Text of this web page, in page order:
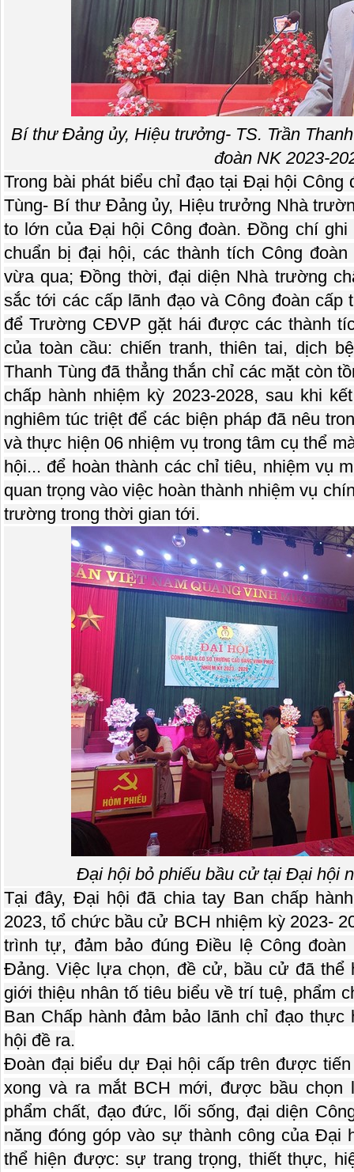
Bí thư Đảng ủy, Hiệu trưởng- TS. Trần
đoàn NK 2023-
Trong bài phát biểu chỉ đạo tại Đại hội Công
Tùng- Bí thư Đảng ủy, Hiệu trưởng Nhà
to lớn của Đại hội Công đoàn. Đồng chí ghi
chuẩn bị đại hội, các thành tích Công
vừa qua; Đồng thời, đại diện Nhà trường
sắc tới các cấp lãnh đạo và Công đoàn cấp
để Trường CĐVP gặt hái được các thành
của toàn cầu: chiến tranh, thiên tai, dịch
Thanh Tùng đã thẳng thắn chỉ các mặt còn
chấp hành nhiệm kỳ 2023-2028, sau khi
nghiêm túc triệt để các biện pháp đã nêu
và thực hiện 06 nhiệm vụ trong tâm cụ thể
hội... để hoàn thành các chỉ tiêu, nhiệm vụ
quan trọng vào việc hoàn thành nhiệm vụ
trường trong thời gian tới.
Đại hội bỏ phiếu bầu cử tại Đại hội
Tại đây, Đại hội đã chia tay Ban chấp
2023, tổ chức bầu cử BCH nhiệm kỳ 2023-
trình tự, đảm bảo đúng Điều lệ Công
Đảng. Việc lựa chọn, đề cử, bầu cử đã thể
giới thiệu nhân tố tiêu biểu về trí tuệ, phẩm
Ban Chấp hành đảm bảo lãnh chỉ đạo
hội đề ra.
Đoàn đại biểu dự Đại hội cấp trên được
xong và ra mắt BCH mới, được bầu chọn
phẩm chất, đạo đức, lối sống, đại diện
năng đóng góp vào sự thành công của Đại
thể hiện được: sự trang trọng, thiết thực,